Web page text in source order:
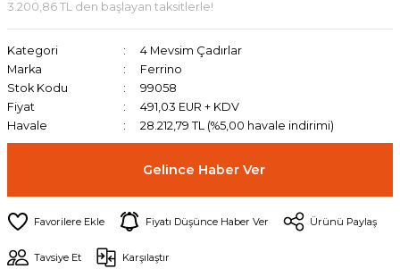
3.200,86 TL den başlayan taksitlerle!
Kategori
4 Mevsim Çadırlar
Marka
Ferrino
Stok Kodu
99058
Fiyat
491,03 EUR + KDV
Havale
28.212,79 TL (%5,00 havale indirimi)
Gelince Haber Ver
Fiyatı Düşünce Haber Ver Ürünü Paylaş
Tavsiye Et Karşılaştır